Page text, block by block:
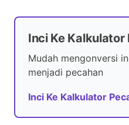
Inci Ke Kalkulator
Mudah mengonversi
menjadi pecahan
Inci Ke Kalkulator